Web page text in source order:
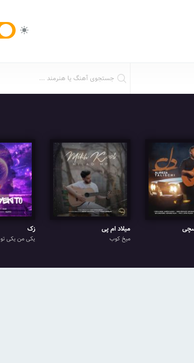
میلاد ام پی
میخ کوب
زک
یکی من یکی تو